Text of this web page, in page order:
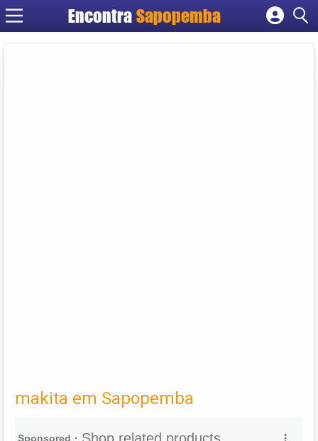
Encontra Sapopemba
Cadastrar empresa
makita em Sapopemba